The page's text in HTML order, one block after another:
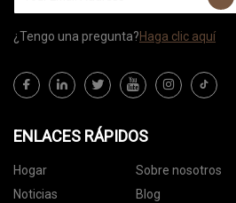
¿Tengo una pregunta?Haga clic aquí
ENLACES RÁPIDOS
Hogar Sobre nosotros
Noticias
Blog